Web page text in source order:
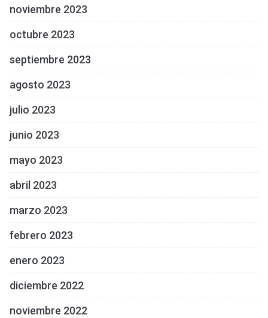
noviembre 2023
octubre 2023
septiembre 2023
agosto 2023
julio 2023
junio 2023
mayo 2023
abril 2023
marzo 2023
febrero 2023
enero 2023
diciembre 2022
noviembre 2022